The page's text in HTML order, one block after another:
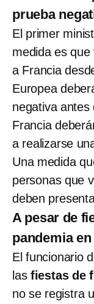
prueba
El primer
medida es
a Francia
Europea
negativa antes
Francia
a realizarse
Una medida
personas que
deben
A pesar de
pandemia
El funcionario
las fiestas de
no se registra